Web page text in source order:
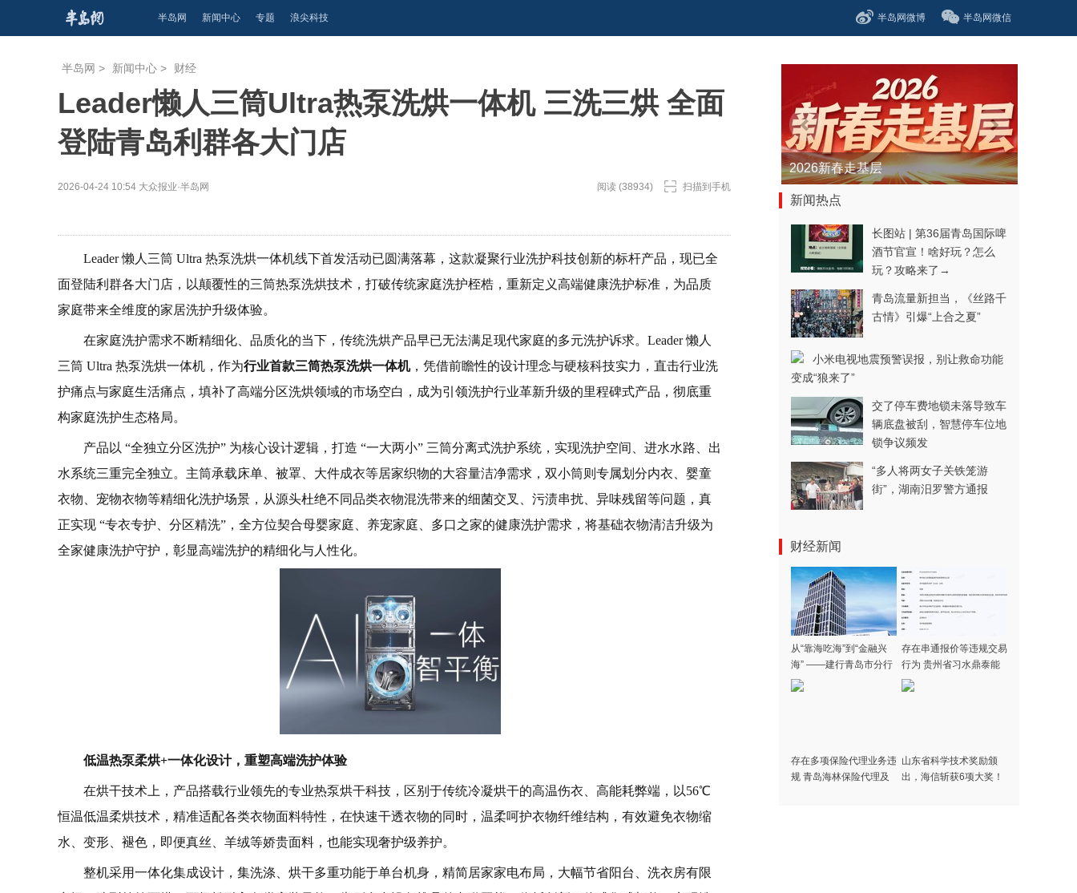
半岛网 新闻中心 专题 浪尖科技 半岛网微博 半岛网微信
半岛网 > 新闻中心 > 财经
Leader懒人三筒Ultra热泵洗烘一体机 三洗三烘 全面
登陆青岛利群各大门店
2026-04-24 10:54 大众报业·半岛网 阅读 (38934) 扫描到手机
Leader 懒人三筒 Ultra 热泵洗烘一体机线下首发活动已圆满落幕，这款凝聚行业洗护科技创新的标杆产品，现已全
面登陆利群各大门店，以颠覆性的三筒热泵洗烘技术，打破传统家庭洗护桎梏，重新定义高端健康洗护标准，为品质
家庭带来全维度的家居洗护升级体验。
在家庭洗护需求不断精细化、品质化的当下，传统洗烘产品早已无法满足现代家庭的多元洗护诉求。Leader 懒人
三筒 Ultra 热泵洗烘一体机，作为行业首款三筒热泵洗烘一体机，凭借前瞻性的设计理念与硬核科技实力，直击行业洗
护痛点与家庭生活痛点，填补了高端分区洗烘领域的市场空白，成为引领洗护行业革新升级的里程碑式产品，彻底重
构家庭洗护生态格局。
产品以 “全独立分区洗护” 为核心设计逻辑，打造 “一大两小” 三筒分离式洗护系统，实现洗护空间、进水水路、出
水系统三重完全独立。主筒承载床单、被罩、大件成衣等居家织物的大容量洁净需求，双小筒则专属划分内衣、婴童
衣物、宠物衣物等精细化洗护场景，从源头杜绝不同品类衣物混洗带来的细菌交叉、污渍串扰、异味残留等问题，真
正实现 “专衣专护、分区精洗”，全方位契合母婴家庭、养宠家庭、多口之家的健康洗护需求，将基础衣物清洁升级为
全家健康洗护守护，彰显高端洗护的精细化与人性化。
低温热泵柔烘+一体化设计，重塑高端洗护体验
在烘干技术上，产品搭载行业领先的专业热泵烘干科技，区别于传统冷凝烘干的高温伤衣、高能耗弊端，以56℃
恒温低温柔烘技术，精准适配各类衣物面料特性，在快速干透衣物的同时，温柔呵护衣物纤维结构，有效避免衣物缩
水、变形、褪色，即便真丝、羊绒等娇贵面料，也能实现奢护级养护。
整机采用一体化集成设计，集洗涤、烘干多重功能于单台机身，精简居家家电布局，大幅节省阳台、洗衣房有限
青春逐梦正当时——聚焦2026年中...
新闻热点
长图站 | 第36届青岛国际啤
酒节官宣！啥好玩？怎么
玩？攻略来了→
青岛流量新担当，《丝路千
古情》引爆“上合之夏”
小米电视地震预警误报，别让救命功能
变成“狼来了”
交了停车费地锁未落导致车
辆底盘被刮，智慧停车位地
锁争议频发
“多人将两女子关铁笼游
街”，湖南汨罗警方通报
财经新闻
从“靠海吃海”到“金融兴
海” ——建行青岛市分行
蓝色金融服务海洋经济高
存在串通报价等违规交易
行为 贵州省习水鼎泰能
源开发有限责任公司被罚
存在多项保险代理业务违
规 青岛海林保险代理及
山东省科学技术奖励颁
出，海信斩获6项大奖！